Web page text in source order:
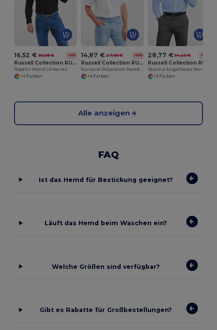
16,52 € 30,05 € -45%
Russell Collection RU934M
Popelin Hemd LA Herren
+4 Farben
14,87 € 27,05 € -45%
Russell Collection RU935M
+4 Farben
28,77 € 54,25 € -47%
+3 Farben
Alle anzeigen
FAQ
Ist das Hemd für Bestickung geeignet?
Läuft das Hemd beim Waschen ein?
Welche Größen sind verfügbar?
Gibt es Rabatte für Großbestellungen?